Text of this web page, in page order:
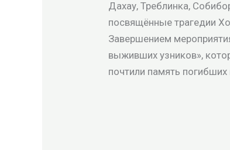
Дахау, Треблинка,
посвящённые трагедии
Завершением
выживших узников»,
почтили память погибших